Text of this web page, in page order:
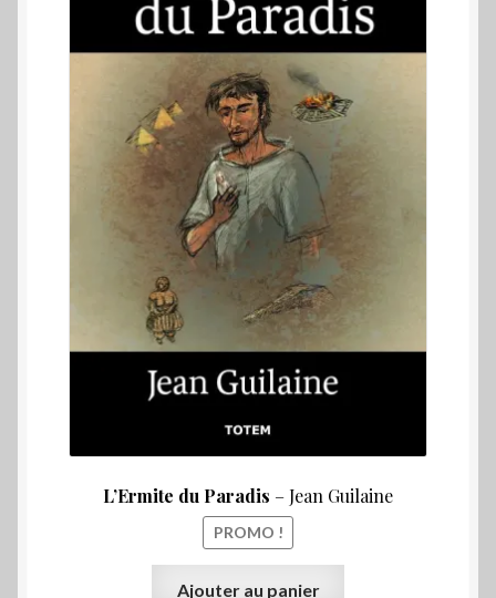
L’Ermite du Paradis – Jean Guilaine
PROMO !
était :
19,50 €.
Ajouter au panier